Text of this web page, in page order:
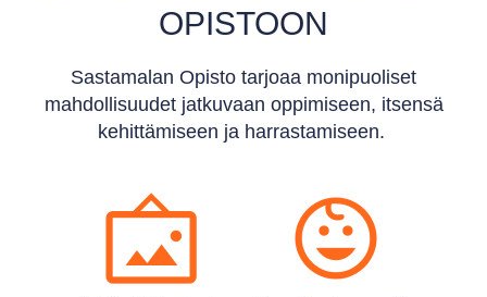
OPISTOON
Sastamalan Opisto tarjoaa monipuoliset
mahdollisuudet jatkuvaan oppimiseen, itsensä
kehittämiseen ja harrastamiseen.